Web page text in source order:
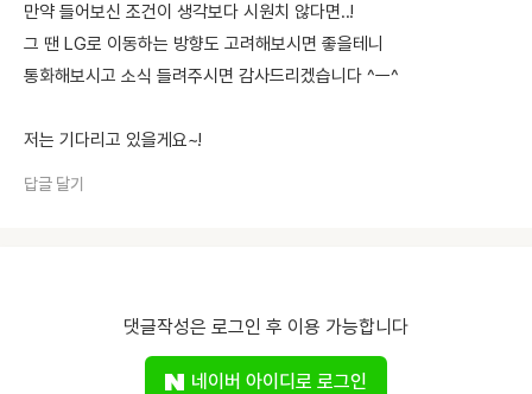
만약 들어보신 조건이 생각보다 시원치 않다면..!
그 땐 LG로 이동하는 방향도 고려해보시면 좋을테니
통화해보시고 소식 들려주시면 감사드리겠습니다 ^ㅡ^
저는 기다리고 있을게요~!
답글 달기
댓글작성은 로그인 후 이용 가능합니다
네이버 아이디로 로그인